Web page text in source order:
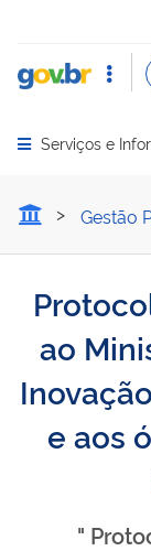
Abrir menu
Serviços e
Gestão
ao
e aos
"